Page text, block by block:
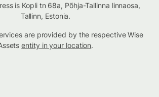
is Kopli tn 68a, Põhja-Tallinna linnaosa,
Tallinn, Estonia.
are provided by the respective Wise
entity in your location.